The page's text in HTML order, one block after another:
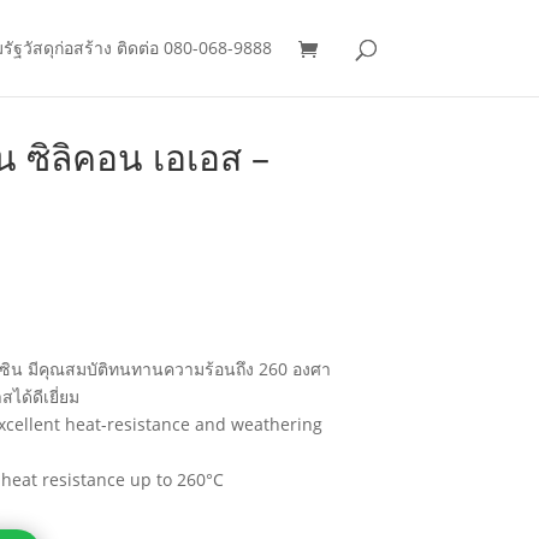
ฐวัสดุก่อสร้าง ติดต่อ 080-068-9888
ลิคอน เอเอส –
น มีคุณสมบัติทนทานความร้อนถึง 260 องศา
ได้ดีเยี่ยม
heat-resistance and weathering
resistance up to 260°C